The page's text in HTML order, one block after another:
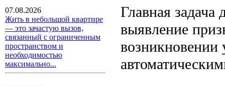
07.08.2026
Жить в небольшой квартире
— это зачастую вызов,
связанный с ограниченным
пространством и
необходимостью
максимально...
Главная
выявление